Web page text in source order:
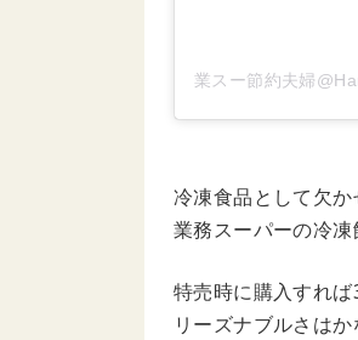
業スー節約夫婦
冷凍食品として欠
業務スーパーの冷
特売時に購入すれば
リーズナブルさは